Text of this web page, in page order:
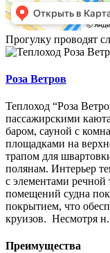
Прогулку проводят
Роза Ветров
Теплоход “Роза
пассажирскими
баром, сауной с
площадками на
трапом для
полянам. Интерьер
с элементами
помещений судна
покрытием, что
круизов. Несмотря
Преимущества